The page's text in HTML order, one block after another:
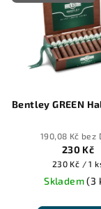
Bentley GREEN
190,08 Kč bez
230 Kč
Měrná
cena:
230 Kč / 1
Skladem(3